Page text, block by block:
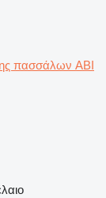
πασσάλων ABI